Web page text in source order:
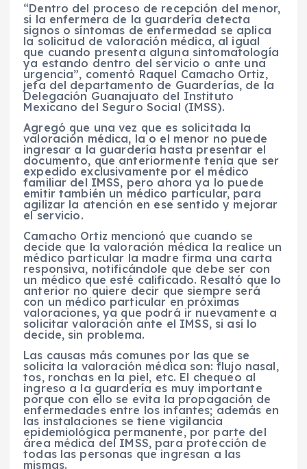
“Dentro del proceso de recepción del menor,
si la enfermera de la guardería detecta
signos o síntomas de enfermedad se aplica
la solicitud de valoración médica, al igual
que cuando presenta alguna sintomatología
ya estando dentro del servicio o ante una
urgencia”, comentó Raquel Camacho Ortiz,
jefa del departamento de Guarderías, de la
Delegación Guanajuato del Instituto
Mexicano del Seguro Social (IMSS).
Agregó que una vez que es solicitada la
valoración médica, la o el menor no puede
ingresar a la guardería hasta presentar el
documento, que anteriormente tenía que ser
expedido exclusivamente por el médico
familiar del IMSS, pero ahora ya lo puede
emitir también un médico particular, para
agilizar la atención en ese sentido y mejorar
el servicio.
Camacho Ortiz mencionó que cuando se
decide que la valoración médica la realice un
médico particular la madre firma una carta
responsiva, notificándole que debe ser con
un médico que esté calificado. Resaltó que lo
anterior no quiere decir que siempre será
con un médico particular en próximas
valoraciones, ya que podrá ir nuevamente a
solicitar valoración ante el IMSS, si así lo
decide, sin problema.
Las causas más comunes por las que se
solicita la valoración médica son: flujo nasal,
tos, ronchas en la piel, etc. El chequeo al
ingreso a la guardería es muy importante
porque con ello se evita la propagación de
enfermedades entre los infantes; además en
las instalaciones se tiene vigilancia
epidemiológica permanente, por parte del
área médica del IMSS, para protección de
todas las personas que ingresan a las
mismas.